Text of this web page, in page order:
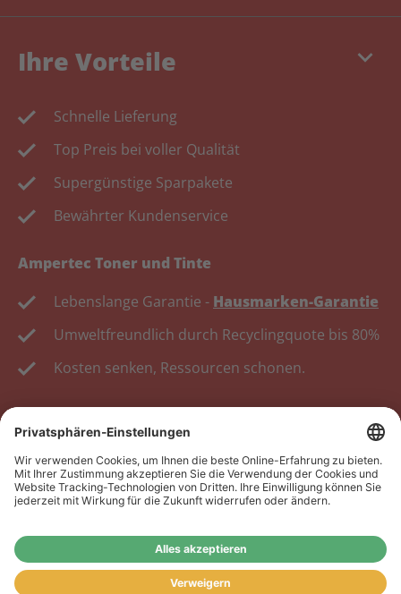
keyboard_arrow_down
Ihre Vorteile
Schnelle Lieferung
Top Preis bei voller Qualität
Supergünstige Sparpakete
Bewährter Kundenservice
Ampertec Toner und Tinte
Lebenslange Garantie - Hausmarken-Garantie
Umweltfreundlich durch Recyclingquote bis 80%
Kosten senken, Ressourcen schonen.
Wiederverkäufer:Das Angebot unseres Web-Shops
richtet sich nicht an Wiederverkäufer. Wenn Sie
Wiederverkäufer sind, registrieren Sie sich bitte in